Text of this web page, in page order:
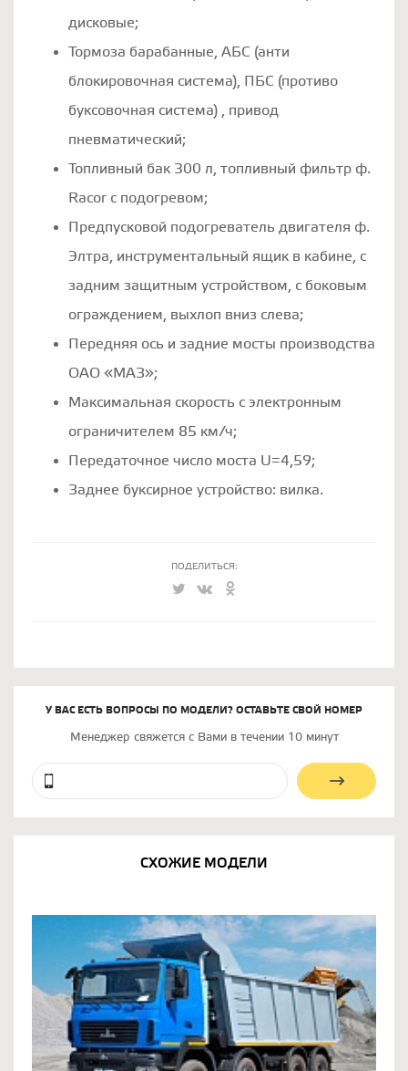
дисковые;
Тормоза барабанные, АБС (анти
блокировочная система), ПБС (противо
буксовочная система) , привод
пневматический;
Топливный бак 300 л, топливный фильтр ф.
Racor с подогревом;
Предпусковой подогреватель двигателя ф.
Элтра, инструментальный ящик в кабине, с
задним защитным устройством, с боковым
ограждением, выхлоп вниз слева;
Передняя ось и задние мосты производства
ОАО «МАЗ»;
Максимальная скорость с электронным
ограничителем 85 км/ч;
Передаточное число моста U=4,59;
Заднее буксирное устройство: вилка.
ПОДЕЛИТЬСЯ:
У ВАС ЕСТЬ ВОПРОСЫ ПО МОДЕЛИ? ОСТАВЬТЕ СВОЙ НОМЕР
Менеджер свяжется с Вами в течении 10 минут
СХОЖИЕ МОДЕЛИ